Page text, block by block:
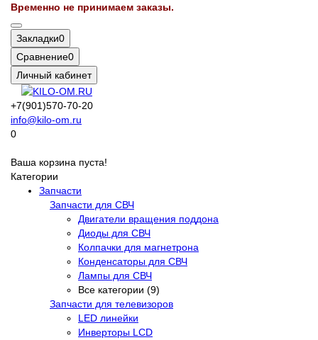
Временно не принимаем заказы.
Закладки0
Сравнение0
Личный кабинет
+7(901)570-70-20
info@kilo-om.ru
0
Ваша корзина пуста!
Категории
Запчасти
Запчасти для СВЧ
Двигатели вращения поддона
Диоды для СВЧ
Колпачки для магнетрона
Конденсаторы для СВЧ
Лампы для СВЧ
Все категории (9)
Запчасти для телевизоров
LED линейки
Инверторы LCD